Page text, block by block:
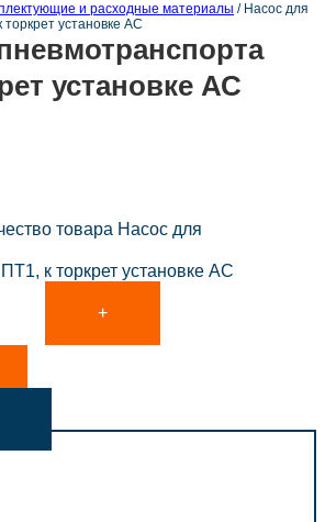
и расходные материалы / Насос для
установке АС
установке АС
товара Насос для
к торкрет установке АС